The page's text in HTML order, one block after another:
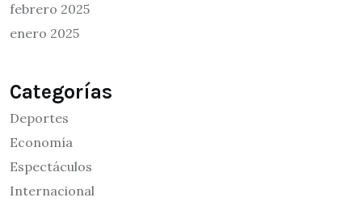
febrero 2025
enero 2025
Categorías
Deportes
Economía
Espectáculos
Internacional